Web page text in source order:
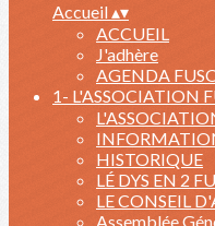
Accueil▴▾
ACCUEIL
J'adhère
AGENDA
1- L'ASSOCIATION
HISTORIQUE
LÉ DYS EN 2
LE CONSEIL
Assemblée